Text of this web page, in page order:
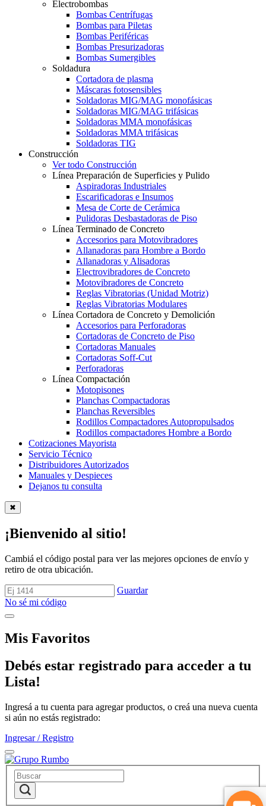
Electrobombas
Bombas Centrífugas
Bombas para Piletas
Bombas Periféricas
Bombas Presurizadoras
Bombas Sumergibles
Soldadura
Cortadora de plasma
Máscaras fotosensibles
Soldadoras MIG/MAG monofásicas
Soldadoras MIG/MAG trifásicas
Soldadoras MMA monofásicas
Soldadoras MMA trifásicas
Soldadoras TIG
Construcción
Ver todo Construcción
Línea Preparación de Superficies y Pulido
Aspiradoras Industriales
Escarificadoras e Insumos
Mesa de Corte de Cerámica
Pulidoras Desbastadoras de Piso
Línea Terminado de Concreto
Accesorios para Motovibradores
Allanadoras para Hombre a Bordo
Allanadoras y Alisadoras
Electrovibradores de Concreto
Motovibradores de Concreto
Reglas Vibratorias (Unidad Motriz)
Reglas Vibratorias Modulares
Línea Cortadora de Concreto y Demolición
Accesorios para Perforadoras
Cortadoras de Concreto de Piso
Cortadoras Manuales
Cortadoras Soff-Cut
Perforadoras
Línea Compactación
Motopisones
Planchas Compactadoras
Planchas Reversibles
Rodillos Compactadores Autopropulsados
Rodillos compactadores Hombre a Bordo
Cotizaciones Mayorista
Servicio Técnico
Distribuidores Autorizados
Manuales y Despieces
Dejanos tu consulta
✖
¡Bienvenido al sitio!
Cambiá el código postal para ver las mejores opciones de envío y
retiro de otra ubicación.
Guardar
No sé mi código
Mis Favoritos
Debés estar registrado para acceder a tu
Lista!
Ingresá a tu cuenta para agregar productos, o creá una nueva cuenta
si aún no estás registrado:
Ingresar / Registro